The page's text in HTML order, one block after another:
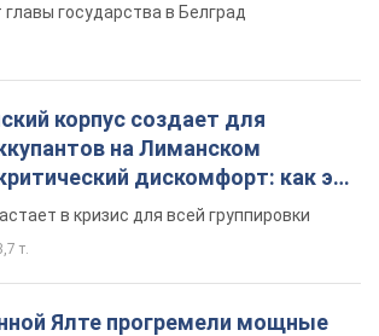
государства в Белград
корпус создает для
на Лиманском
дискомфорт: как это
в кризис для всей группировки
т.
Ялте прогремели мощные